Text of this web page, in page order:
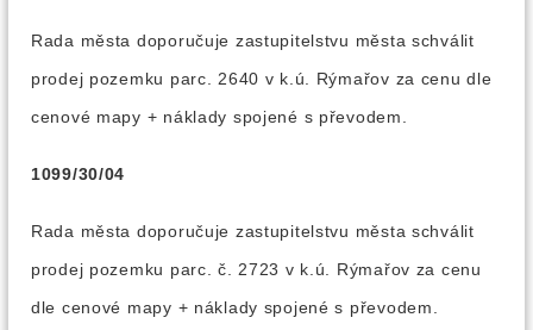
Rada města doporučuje zastupitelstvu města schválit
prodej pozemku parc. 2640 v k.ú. Rýmařov za cenu dle
cenové mapy + náklady spojené s převodem.
1099/30/04
Rada města doporučuje zastupitelstvu města schválit
prodej pozemku parc. č. 2723 v k.ú. Rýmařov za cenu
dle cenové mapy + náklady spojené s převodem.